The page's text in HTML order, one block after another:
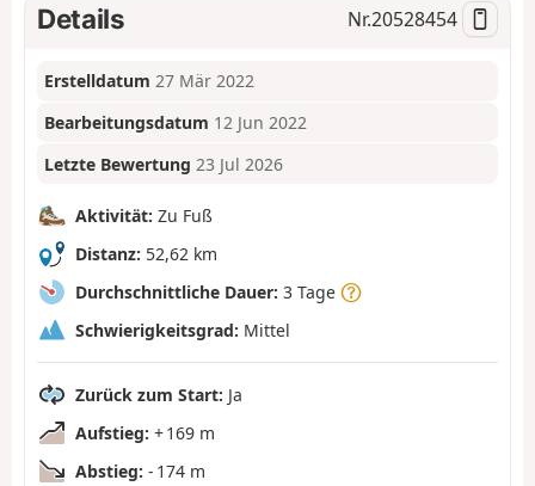
Details Nr.20528454
Erstelldatum 27 Mär 2022
Bearbeitungsdatum 12 Jun 2022
Letzte Bewertung 23 Jul 2026
Aktivität: Zu Fuß
Distanz: 52,62 km
Durchschnittliche Dauer: 3 Tage
Schwierigkeitsgrad: Mittel
Zurück zum Start: Ja
Aufstieg: + 169 m
Abstieg: - 174 m